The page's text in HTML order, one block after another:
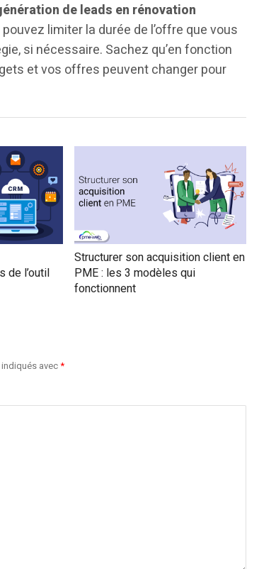
de leads en rénovation
limiter la durée de l’offre que vous
si nécessaire. Sachez qu’en fonction
et vos offres peuvent changer pour
de l’outil
Structurer son acquisition client en
PME : les 3 modèles qui
fonctionnent
avec*